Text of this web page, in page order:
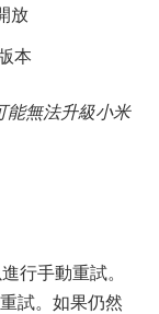
放
本
無法升級小米
行手動重試。
試。如果仍然